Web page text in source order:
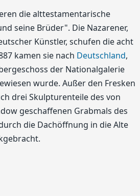
die alttestamentarische
seine Brüder". Die Nazarener,
Künstler, schufen die acht
kamen sie nach Deutschland,
der Nationalgalerie
wurde. Außer den Fresken
drei Skulpturenteile des von
geschaffenen Grabmals des
die Dachöffnung in die Alte